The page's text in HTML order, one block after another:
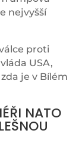
nejvyšší
proti
USA,
je v Bílém
NATO